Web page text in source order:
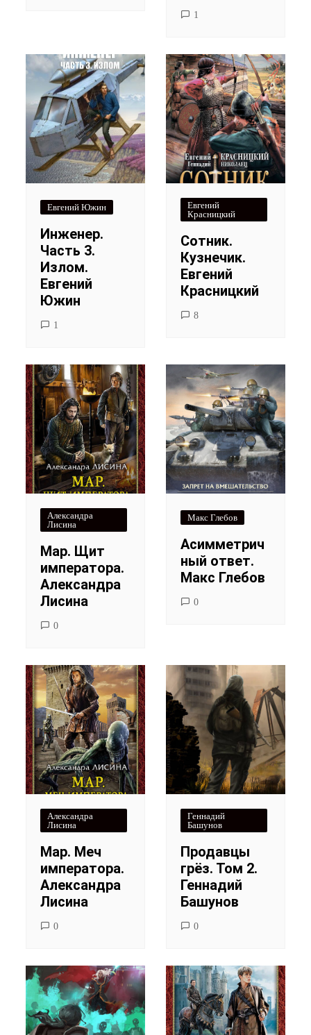
1
Евгений Южин
Инженер.
Часть 3.
Излом.
Евгений
Южин
1
Евгений
Красницкий
Сотник.
Кузнечик.
Евгений
Красницкий
8
Александра
Лисина
Мар. Щит
императора.
Александра
Лисина
0
Макс Глебов
Асимметрич
ный ответ.
Макс Глебов
0
Александра
Лисина
Мар. Меч
императора.
Александра
Лисина
0
Геннадий
Башунов
Продавцы
грёз. Том 2.
Геннадий
Башунов
0